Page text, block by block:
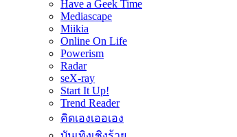
Have a Geek Time
Mediascape
Miikia
Online On Life
Powerism
Radar
seX-ray
Start It Up!
Trend Reader
คิดเองเออเอง